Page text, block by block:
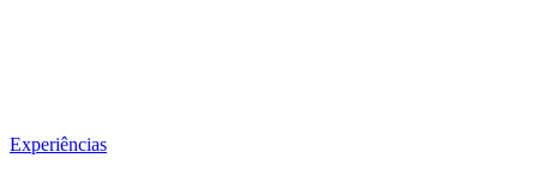
Experiências